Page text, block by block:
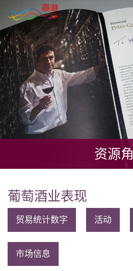
到
主
要
内
容
资源角
葡萄酒业表现
贸易统计数字 活动
市场信息